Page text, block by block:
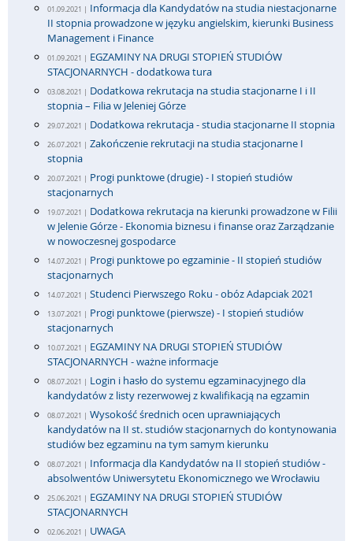
01.09.2021 | Informacja dla Kandydatów na studia niestacjonarne
II stopnia prowadzone w języku angielskim, kierunki Business
Management i Finance
01.09.2021 | EGZAMINY NA DRUGI STOPIEŃ STUDIÓW
STACJONARNYCH - dodatkowa tura
03.08.2021 | Dodatkowa rekrutacja na studia stacjonarne I i II
stopnia – Filia w Jeleniej Górze
29.07.2021 | Dodatkowa rekrutacja - studia stacjonarne II stopnia
26.07.2021 | Zakończenie rekrutacji na studia stacjonarne I
stopnia
20.07.2021 | Progi punktowe (drugie) - I stopień studiów
stacjonarnych
19.07.2021 | Dodatkowa rekrutacja na kierunki prowadzone w Filii
w Jelenie Górze - Ekonomia biznesu i finanse oraz Zarządzanie
w nowoczesnej gospodarce
14.07.2021 | Progi punktowe po egzaminie - II stopień studiów
stacjonarnych
14.07.2021 | Studenci Pierwszego Roku - obóz Adapciak 2021
13.07.2021 | Progi punktowe (pierwsze) - I stopień studiów
stacjonarnych
10.07.2021 | EGZAMINY NA DRUGI STOPIEŃ STUDIÓW
STACJONARNYCH - ważne informacje
08.07.2021 | Login i hasło do systemu egzaminacyjnego dla
kandydatów z listy rezerwowej z kwalifikacją na egzamin
08.07.2021 | Wysokość średnich ocen uprawniających
kandydatów na II st. studiów stacjonarnych do kontynowania
studiów bez egzaminu na tym samym kierunku
08.07.2021 | Informacja dla Kandydatów na II stopień studiów -
absolwentów Uniwersytetu Ekonomicznego we Wrocławiu
25.06.2021 | EGZAMINY NA DRUGI STOPIEŃ STUDIÓW
STACJONARNYCH
02.06.2021 | UWAGA